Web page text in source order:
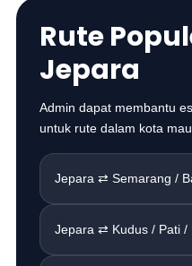
Rute
Jepara
Admin dapat membantu
untuk rute dalam kota
Jepara ⇄ Semarang /
Jepara ⇄ Kudus / Pati /